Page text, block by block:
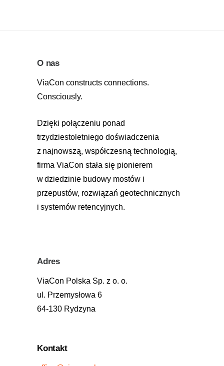
O nas
ViaCon constructs connections.
Consciously.
Dzięki połączeniu ponad
trzydziestoletniego doświadczenia
z najnowszą, współczesną technologią,
firma ViaCon stała się pionierem
w dziedzinie budowy mostów i
przepustów, rozwiązań geotechnicznych
i systemów retencyjnych.
Adres
ViaCon Polska Sp. z o. o.
ul. Przemysłowa 6
64-130 Rydzyna
Kontakt